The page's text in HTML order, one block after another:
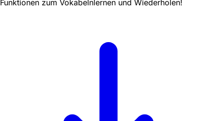
Funktionen zum Vokabelnlernen und Wiederholen!